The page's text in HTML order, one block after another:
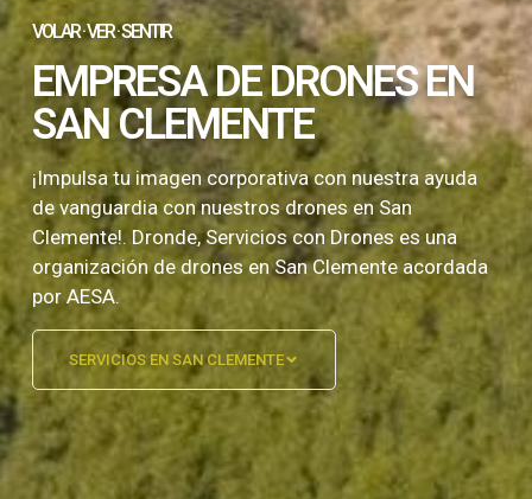
VOLAR · VER · SENTIR
EMPRESA DE DRONES EN
SAN CLEMENTE
¡Impulsa tu imagen corporativa con nuestra ayuda
de vanguardia con nuestros drones en San
Clemente!. Dronde, Servicios con Drones es una
organización de drones en San Clemente acordada
por AESA.
SERVICIOS EN SAN CLEMENTE